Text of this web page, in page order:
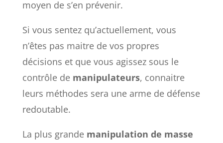
moyen de s’en prévenir.
Si vous sentez qu’actuellement, vous
n’êtes pas maitre de vos propres
décisions et que vous agissez sous le
contrôle de manipulateurs, connaitre
leurs méthodes sera une arme de défense
redoutable.
La plus grande manipulation de masse